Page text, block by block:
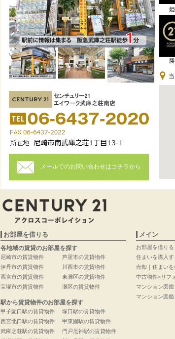
メールでのお問い合わせはコチラから
お部屋を借りる
各地域の賃貸のお部屋を探す
尼崎市の賃貸物件
伊丹市の賃貸物件
西宮市の賃貸物件
宝塚市の賃貸物件
芦屋市の賃貸物件
川西市の賃貸物件
東灘区の賃貸物件
灘区の賃貸物件
駅から賃貸物件のお部屋を探す
甲子園口駅の賃貸物件
西宮北口駅の賃貸物件
武庫之荘駅の賃貸物件
塚口駅の賃貸物件
甲東園駅の賃貸物件
門戸厄神駅の賃貸物件
メイン
お部屋を借りる
住まいを購入す
売却｜住まいを
中古物件×リフ
マンション図鑑
マンション図鑑